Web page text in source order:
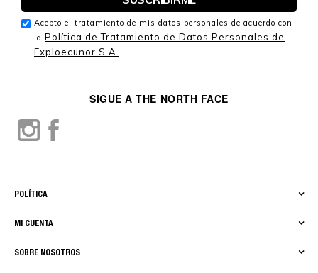
SOBRE NOSOTROS
MI CUENTA
POLÍTICA
SIGUE A THE NORTH FACE
Acepto el tratamiento de mis datos personales de acuerdo con
la Política de Tratamiento de Datos Personales de
Exploecunor S.A.